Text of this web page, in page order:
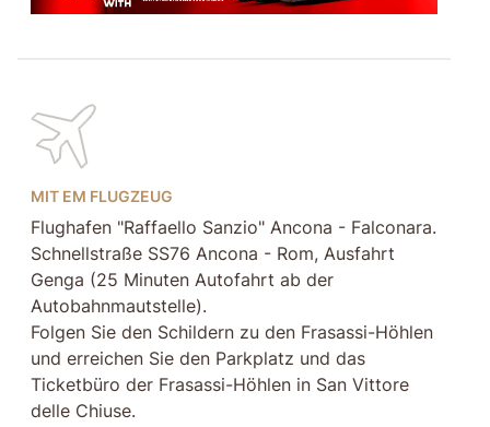
MIT EM FLUGZEUG
Flughafen "Raffaello Sanzio" Ancona - Falconara.
Schnellstraße SS76 Ancona - Rom, Ausfahrt
Genga (25 Minuten Autofahrt ab der
Autobahnmautstelle).
Folgen Sie den Schildern zu den Frasassi-Höhlen
und erreichen Sie den Parkplatz und das
Ticketbüro der Frasassi-Höhlen in San Vittore
delle Chiuse.